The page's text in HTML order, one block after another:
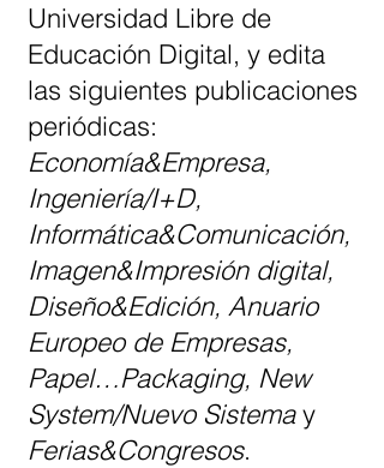
Universidad Libre de
Educación Digital, y edita
las siguientes publicaciones
periódicas:
Economía&Empresa,
Ingeniería/I+D,
Informática&Comunicación,
Imagen&Impresión digital,
Diseño&Edición, Anuario
Europeo de Empresas,
Papel…Packaging, New
System/Nuevo Sistemay
Ferias&Congresos.